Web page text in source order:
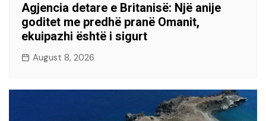
Agjencia detare e Britanisë: Një anije
goditet me predhë pranë Omanit,
ekuipazhi është i sigurt
August 8, 2026